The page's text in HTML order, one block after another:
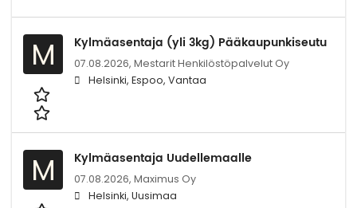
M Kylmäasentaja (yli 3kg) Pääkaupunkiseutu
07.08.2026, Mestarit Henkilöstöpalvelut Oy
Helsinki, Espoo, Vantaa
M Kylmäasentaja Uudellemaalle
07.08.2026, Maximus Oy
Helsinki, Uusimaa